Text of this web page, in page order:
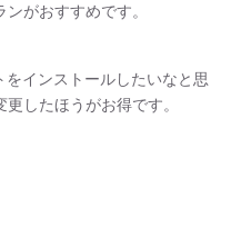
がおすすめです。
インストールしたいなと思
したほうがお得です。